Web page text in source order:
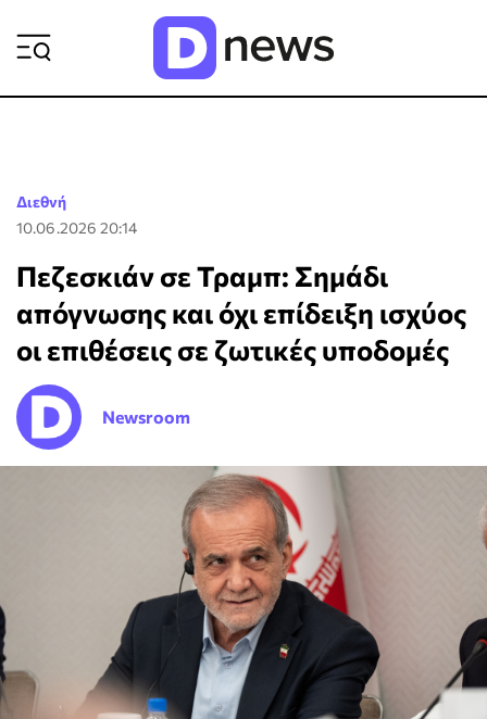
Διεθνή
10.06.2026 20:14
Πεζεσκιάν σε Τραμπ: Σημάδι
απόγνωσης και όχι επίδειξη ισχύος
οι επιθέσεις σε ζωτικές υποδομές
Newsroom